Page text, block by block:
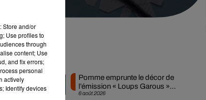
Musique
6 août 2026
Pomme emprunte le décor de
l’émission « Loups Garous »
pour son...
Store and/or
Use profiles to
through
content; Use
and fix errors;
personal
actively
Identify devices